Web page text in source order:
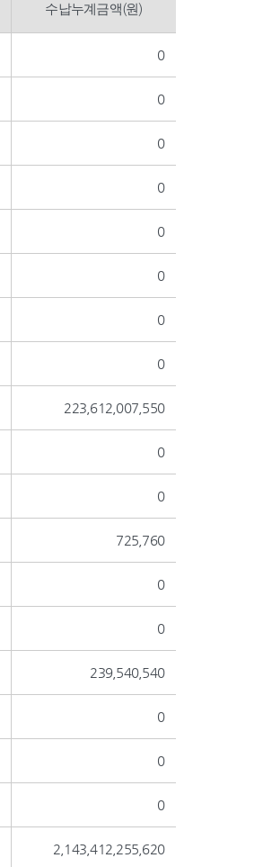
수납누계금액(원)
0
0
0
0
0
0
0
0
223,612,007,550
0
0
725,760
0
0
239,540,540
0
0
0
2,143,412,255,620